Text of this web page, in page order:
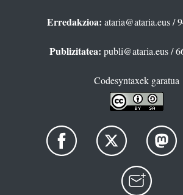
Erredakzioa: ataria@ataria.eus/
Publizitatea: publi@ataria.eus/
Codesyntaxek garatua